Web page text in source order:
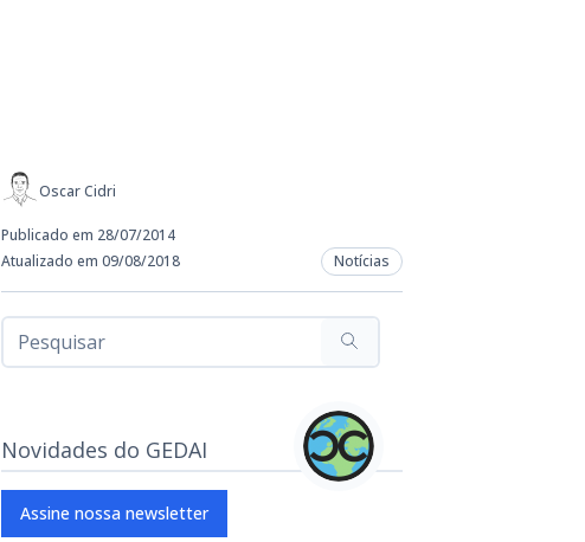
Oscar Cidri
Publicado em 28/07/2014
Atualizado em 09/08/2018
Notícias
Novidades do GEDAI
Assine nossa newsletter